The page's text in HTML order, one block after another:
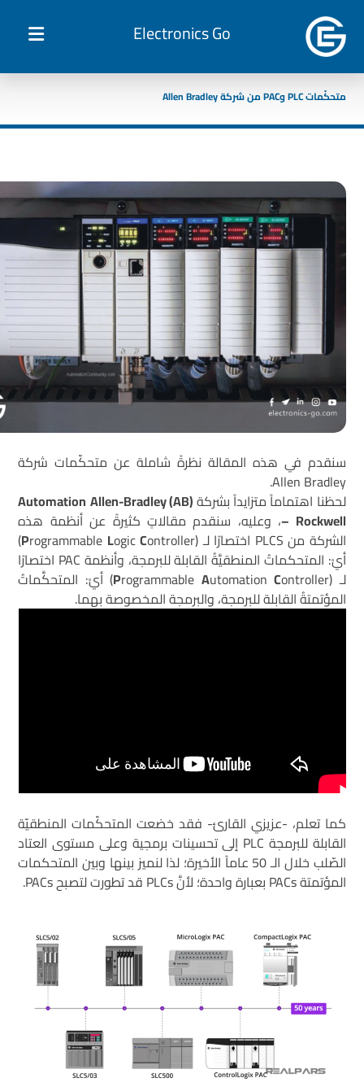
Electronics Go
متحكّمات PLC وPAC من شركة Allen Bradley
سنقدم في هذه المقالة نظرةً شاملة عن متحكّمات شركة
Allen Bradley.
لحظنا اهتماماً متزايداً بشركة
Automation Allen-Bradley(AB)
– Rockwell، وعليه، سنقدم مقالاتٍ كثيرةً عن أنظمة هذه
الشركة من PLCS اختصارًا لـ (
Programmable LogicC
ontroller)
أيْ: المتحكماتُ المنطقيَّةُ القابلة للبرمجة، وأنظمة PAC اختصارًا
لـ (
Programmable AutomationC
ontroller) أيْ: المتحكَّماتُ
المؤتمتةُ القابلة للبرمجة، والبرمجة المخصوصة بهما.
كما تعلم، -عزيزي القارئ- فقد خضعت المتحكّمات المنطقيّة
القابلة للبرمجة PLC إلى تحسينات برمجية وعلى مستوى العتاد
الصّلب خلال الـ 50 عاماً الأخيرة؛ لذا لنميز بينها وبين المتحكمات
المؤتمتة PACs بعبارة واحدة؛ لأنَّ PLCs قد تطورت لتصبح PACs.